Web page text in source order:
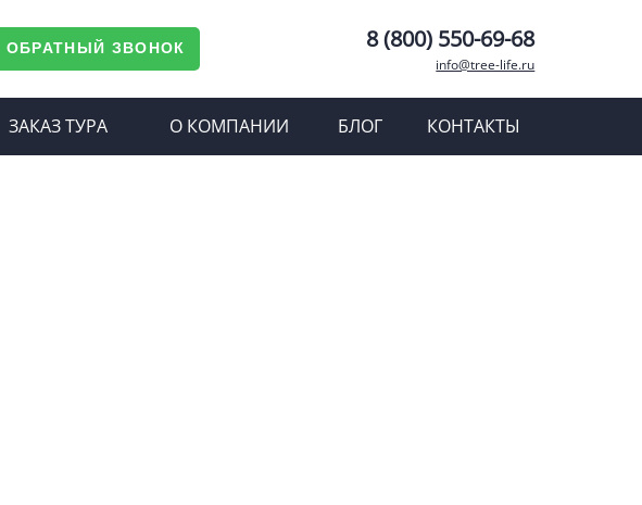
ОБРАТНЫЙ ЗВОНОК 8 (800) 550-69-68
info@tree-life.ru
ЗАКАЗ ТУРА О КОМПАНИИ БЛОГ КОНТАКТЫ